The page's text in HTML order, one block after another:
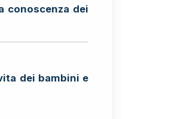
conoscenza dei
dei bambini e